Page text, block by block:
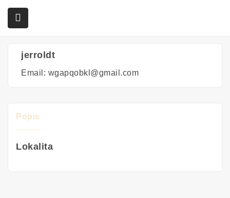
(Služby)
Home
jerroldt
Email: wgapqobkl@gmail.com
Popis
Lokalita